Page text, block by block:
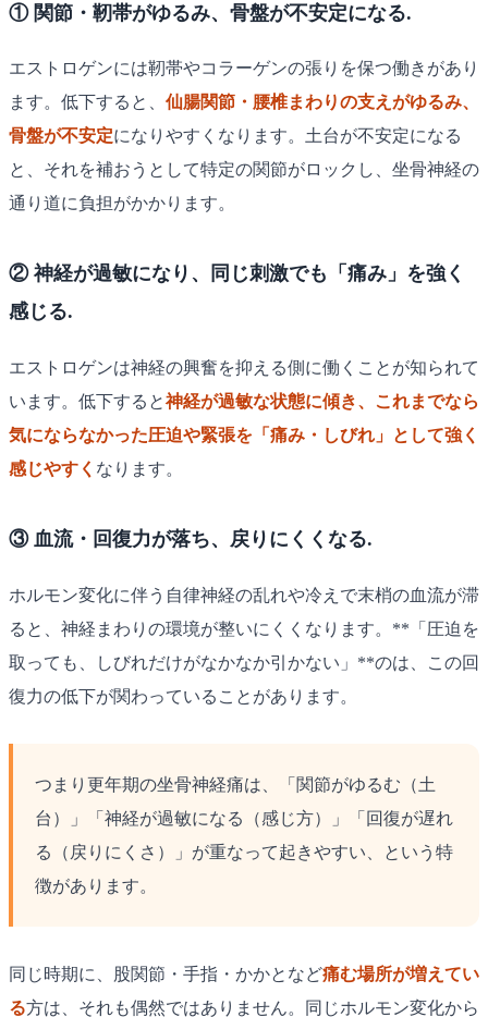
① 関節・靭帯がゆるみ、骨盤が不安定になる.
エストロゲンには靭帯やコラーゲンの張りを保つ働きがあり
ます。低下すると、 仙腸関節・腰椎まわりの支えがゆるみ、
骨盤が不安定になりやすくなります。土台が不安定になる
と、それを補おうとして特定の関節がロックし、坐骨神経の
通り道に負担がかかります。
② 神経が過敏になり、同じ刺激でも「痛み」を強く
感じる.
エストロゲンは神経の興奮を抑える側に働くことが知られて
います。低下すると神経が過敏な状態に傾き、これまでなら
気にならなかった圧迫や緊張を「痛み・しびれ」として強く
感じやすく なります。
③ 血流・回復力が落ち、戻りにくくなる.
ホルモン変化に伴う自律神経の乱れや冷えで末梢の血流が滞
ると、神経まわりの環境が整いにくくなります。**「圧迫を
取っても、しびれだけがなかなか引かない」**のは、この回
復力の低下が関わっていることがあります。
つまり更年期の坐骨神経痛は、「関節がゆるむ（土
台）」「神経が過敏になる（感じ方）」「回復が遅れ
る（戻りにくさ）」が重なって起きやすい、という特
徴があります。
同じ時期に、股関節・手指・かかとなど痛む場所が増えてい
る方は、それも偶然ではありません。同じホルモン変化から